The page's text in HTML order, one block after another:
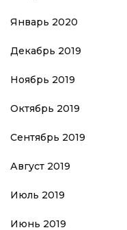
Январь 2020
Декабрь 2019
Ноябрь 2019
Октябрь 2019
Сентябрь 2019
Август 2019
Июль 2019
Июнь 2019